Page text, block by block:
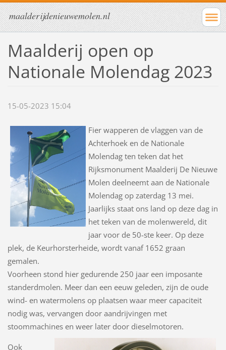
maalderijdenieuwemolen.nl
Maalderij open op
Nationale Molendag 2023
15-05-2023 15:04
Fier wapperen de vlaggen van de
Achterhoek en de Nationale
Molendag ten teken dat het
Rijksmonument Maalderij De Nieuwe
Molen deelneemt aan de Nationale
Molendag op zaterdag 13 mei.
Jaarlijks staat ons land op deze dag in
het teken van de molenwereld, dit
jaar voor de 50-ste keer. Op deze
plek, de Keurhorsterheide, wordt vanaf 1652 graan
gemalen.
Voorheen stond hier gedurende 250 jaar een imposante
standerdmolen. Meer dan een eeuw geleden, zijn de oude
wind- en watermolens op plaatsen waar meer capaciteit
nodig was, vervangen door aandrijvingen met
stoommachines en weer later door dieselmotoren.
Ook